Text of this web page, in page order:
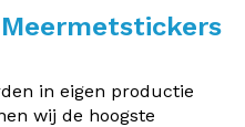
in eigen productie
wij de hoogste